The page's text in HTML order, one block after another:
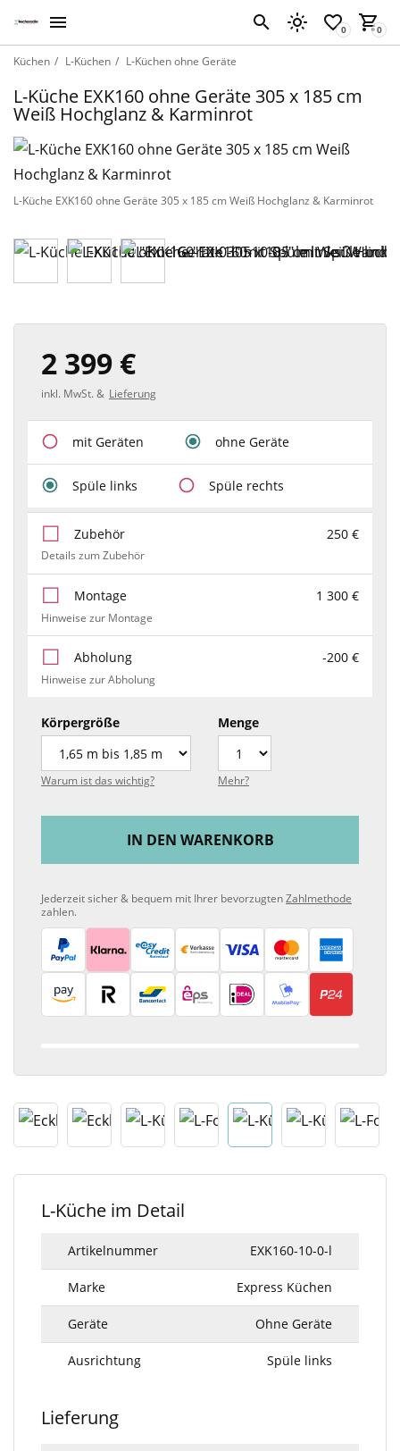
Küchen L-Küchen L-Küchen ohne Geräte
L-Küche EXK160 ohne Geräte 305 x 185 cm
Weiß Hochglanz & Karminrot
L-Küche EXK160 ohne Geräte 305 x 185 cm Weiß Hochglanz & Karminrot
2 399 €
inkl. MwSt. & Lieferung
mit Geräten ohne Geräte
Spüle links Spüle rechts
Zubehör 250 €
Details zum Zubehör
Montage 1 300 €
Hinweise zur Montage
Abholung -200 €
Hinweise zur Abholung
Körpergröße
Warum ist das wichtig?
Menge
Mehr?
IN DEN WARENKORB
Jederzeit sicher & bequem mit Ihrer bevorzugtenZahlmethode
zahlen.
L-Küche im Detail
Artikelnummer EXK160-10-0-l
Marke Express Küchen
Geräte Ohne Geräte
Ausrichtung Spüle links
Lieferung